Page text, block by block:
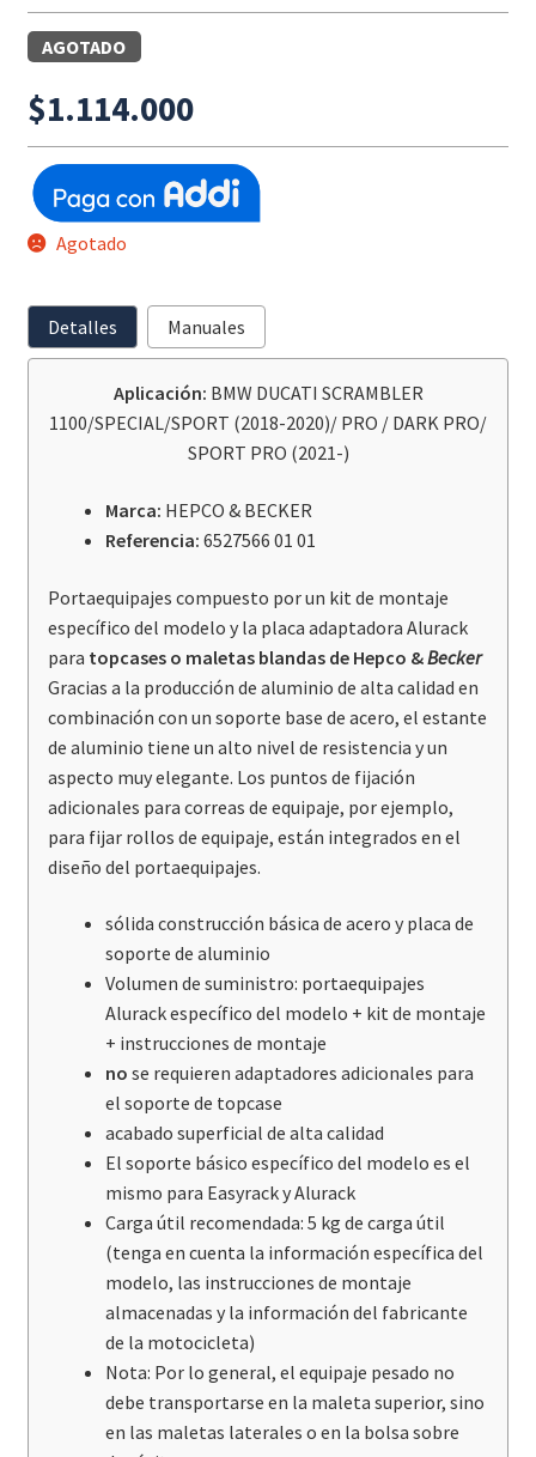
AGOTADO
$1.114.000
Agotado
Detalles Manuales
Aplicación: BMW DUCATI SCRAMBLER
1100/SPECIAL/SPORT (2018-2020)/ PRO / DARK PRO/
SPORT PRO (2021-)
Marca: HEPCO & BECKER
Referencia: 6527566 01 01
Portaequipajes compuesto por un kit de montaje
específico del modelo y la placa adaptadora Alurack
para topcases o maletas blandas de Hepco &Becker
Gracias a la producción de aluminio de alta calidad en
combinación con un soporte base de acero, el estante
de aluminio tiene un alto nivel de resistencia y un
aspecto muy elegante. Los puntos de fijación
adicionales para correas de equipaje, por ejemplo,
para fijar rollos de equipaje, están integrados en el
diseño del portaequipajes.
sólida construcción básica de acero y placa de
soporte de aluminio
Volumen de suministro: portaequipajes
Alurack específico del modelo + kit de montaje
+ instrucciones de montaje
no se requieren adaptadores adicionales para
el soporte de topcase
acabado superficial de alta calidad
El soporte básico específico del modelo es el
mismo para Easyrack y Alurack
Carga útil recomendada: 5 kg de carga útil
(tenga en cuenta la información específica del
modelo, las instrucciones de montaje
almacenadas y la información del fabricante
de la motocicleta)
Nota: Por lo general, el equipaje pesado no
debe transportarse en la maleta superior, sino
en las maletas laterales o en la bolsa sobre